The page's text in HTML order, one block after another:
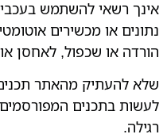
אינך רשאי להשתמש
נתונים או מכשירים
הורדה או שכפול, לאחסן
שלא להעתיק מהאתר
לעשות בתכנים
רגילה.